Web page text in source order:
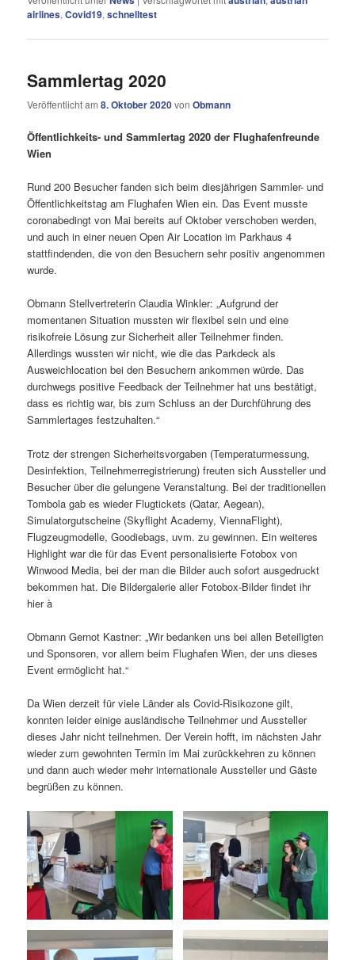
airlines,Covid19,schnelltest
Sammlertag 2020
Veröffentlicht am8. Oktober 2020vonObmann
Öffentlichkeits- und Sammlertag 2020 der Flughafenfreunde
Wien
Rund 200 Besucher fanden sich beim diesjährigen Sammler- und
Öffentlichkeitstag am Flughafen Wien ein. Das Event musste
coronabedingt von Mai bereits auf Oktober verschoben werden,
und auch in einer neuen Open Air Location im Parkhaus 4
stattfindenden, die von den Besuchern sehr positiv angenommen
wurde.
Obmann Stellvertreterin Claudia Winkler: „Aufgrund der
momentanen Situation mussten wir flexibel sein und eine
risikofreie Lösung zur Sicherheit aller Teilnehmer finden.
Allerdings wussten wir nicht, wie die das Parkdeck als
Ausweichlocation bei den Besuchern ankommen würde. Das
durchwegs positive Feedback der Teilnehmer hat uns bestätigt,
dass es richtig war, bis zum Schluss an der Durchführung des
Sammlertages festzuhalten.“
Trotz der strengen Sicherheitsvorgaben (Temperaturmessung,
Desinfektion, Teilnehmerregistrierung) freuten sich Aussteller und
Besucher über die gelungene Veranstaltung. Bei der traditionellen
Tombola gab es wieder Flugtickets (Qatar, Aegean),
Simulatorgutscheine (Skyflight Academy, ViennaFlight),
Flugzeugmodelle, Goodiebags, uvm. zu gewinnen. Ein weiteres
Highlight war die für das Event personalisierte Fotobox von
Winwood Media, bei der man die Bilder auch sofort ausgedruckt
bekommen hat. Die Bildergalerie aller Fotobox-Bilder findet ihr
hier à
Obmann Gernot Kastner: „Wir bedanken uns bei allen Beteiligten
und Sponsoren, vor allem beim Flughafen Wien, der uns dieses
Event ermöglicht hat.“
Da Wien derzeit für viele Länder als Covid-Risikozone gilt,
konnten leider einige ausländische Teilnehmer und Aussteller
dieses Jahr nicht teilnehmen. Der Verein hofft, im nächsten Jahr
wieder zum gewohnten Termin im Mai zurückkehren zu können
und dann auch wieder mehr internationale Aussteller und Gäste
begrüßen zu können.